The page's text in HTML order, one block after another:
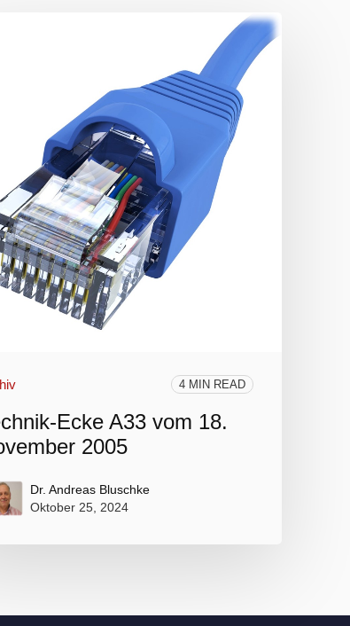
4 MIN READ
Ecke A33 vom 18.
2005
Dr. Andreas Bluschke
Oktober 25, 2024